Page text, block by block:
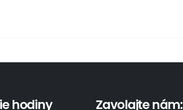
hodiny Zavolajte nám: